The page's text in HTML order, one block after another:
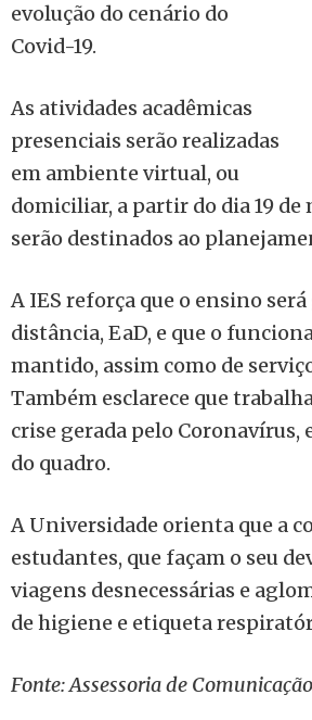
evolução do cenário do
Covid-19.
As atividades acadêmicas
presenciais serão realizadas
em ambiente virtual, ou
domiciliar, a partir do dia 19 de
serão destinados ao
A IES reforça que o ensino
distância, EaD, e que o funcio
mantido, assim como de
Também esclarece que
crise gerada pelo
do quadro.
A Universidade orienta que a
estudantes, que façam o seu
viagens desnecessárias e
de higiene e etiqueta
Fonte: Assessoria de Comunicação